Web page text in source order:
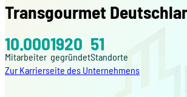
Transgourmet
10.000
Mitarbeiter
1920
gegründet
51
Standorte
Zur Karrierseite des Unternehmens